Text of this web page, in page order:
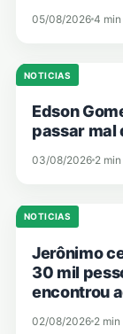
05/08/2026 4
NOTICIAS
Edson
passar mal
03/08/2026 2
NOTICIAS
Jerônimo
30 mil
encontrou
02/08/2026 2